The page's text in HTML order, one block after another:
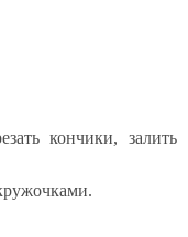
кончики, залить